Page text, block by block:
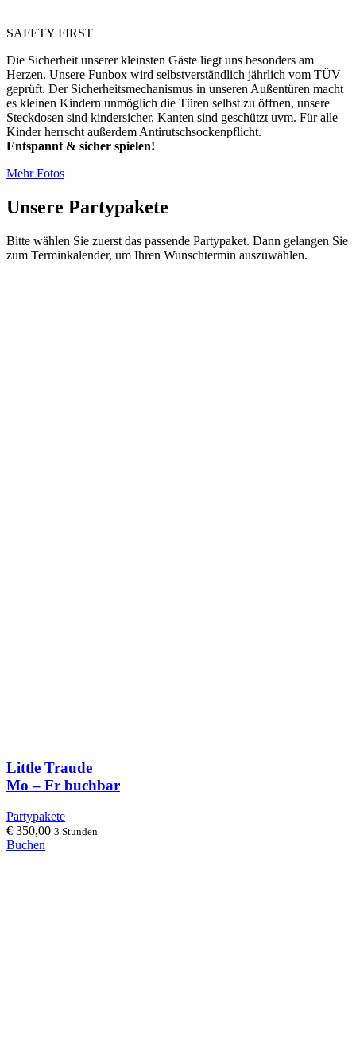
SAFETY FIRST
Die Sicherheit unserer kleinsten Gäste liegt uns besonders am
Herzen. Unsere Funbox wird selbstverständlich jährlich vom TÜV
geprüft. Der Sicherheitsmechanismus in unseren Außentüren macht
es kleinen Kindern unmöglich die Türen selbst zu öffnen, unsere
Steckdosen sind kindersicher, Kanten sind geschützt uvm. Für alle
Kinder herrscht außerdem Antirutschsockenpflicht.
Entspannt & sicher spielen!
Mehr Fotos
Unsere Partypakete
Bitte wählen Sie zuerst das passende Partypaket. Dann gelangen Sie
zum Terminkalender, um Ihren Wunschtermin auszuwählen.
Little Traude
Mo – Fr buchbar
Partypakete
€ 350,00 3 Stunden
Buchen